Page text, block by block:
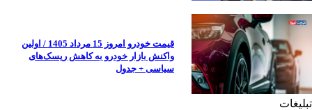
قیمت خودرو امروز 15 مرداد 1405 / اولین
واکنش بازار خودرو به کاهش ریسک‌های
سیاسی + جدول
تبلیغات